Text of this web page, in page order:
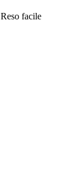
Reso facile